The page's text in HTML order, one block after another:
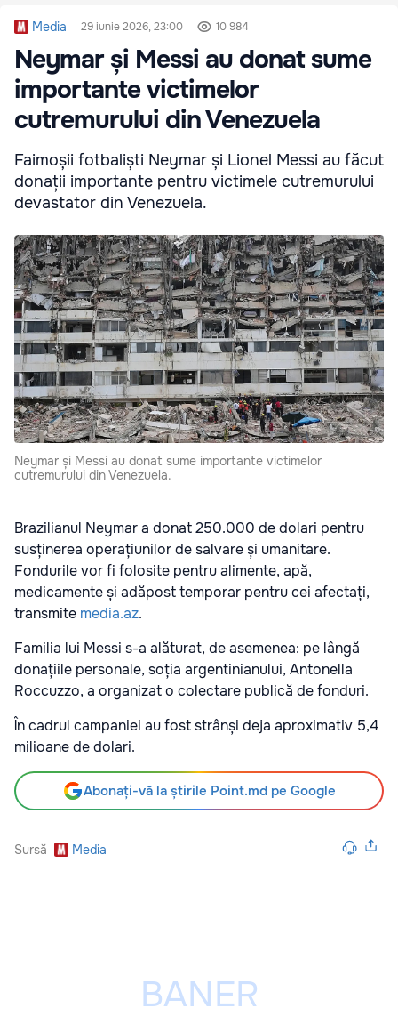
Media 29 iunie 2026, 23:00 10 984
Neymar și Messi au donat sume
importante victimelor
cutremurului din Venezuela
Faimoșii fotbaliști Neymar și Lionel Messi au făcut
donații importante pentru victimele cutremurului
devastator din Venezuela.
Neymar și Messi au donat sume importante victimelor
cutremurului din Venezuela.
Brazilianul Neymar a donat 250.000 de dolari pentru
susținerea operațiunilor de salvare și umanitare.
Fondurile vor fi folosite pentru alimente, apă,
medicamente și adăpost temporar pentru cei afectați,
transmite media.az.
Familia lui Messi s-a alăturat, de asemenea: pe lângă
donațiile personale, soția argentinianului, Antonella
Roccuzzo, a organizat o colectare publică de fonduri.
În cadrul campaniei au fost strânși deja aproximativ 5,4
milioane de dolari.
Abonați-vă la știrile Point.md pe Google
Sursă Media